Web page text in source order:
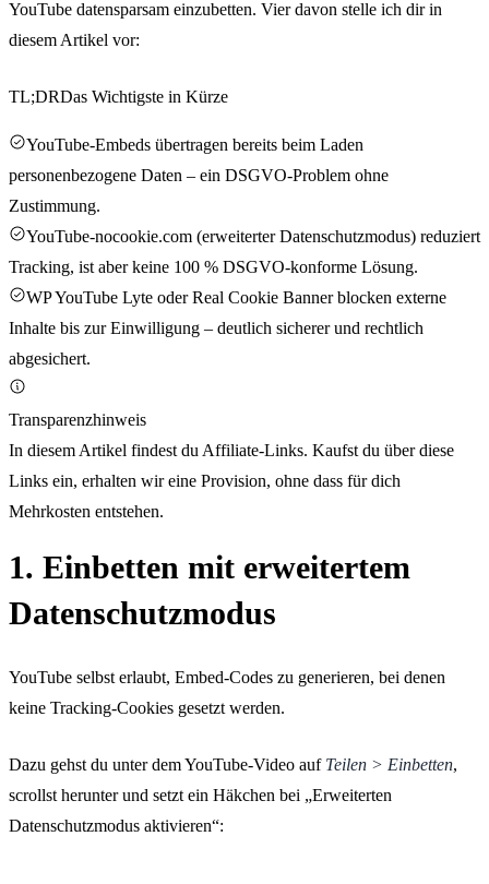
YouTube datensparsam einzubetten. Vier davon stelle ich dir in
diesem Artikel vor:
TL;DRDas Wichtigste in Kürze
YouTube-Embeds übertragen bereits beim Laden
personenbezogene Daten – ein DSGVO-Problem ohne
Zustimmung.
YouTube-nocookie.com (erweiterter Datenschutzmodus) reduziert
Tracking, ist aber keine 100 % DSGVO-konforme Lösung.
WP YouTube Lyte oder Real Cookie Banner blocken externe
Inhalte bis zur Einwilligung – deutlich sicherer und rechtlich
abgesichert.
Transparenzhinweis
In diesem Artikel findest du Affiliate-Links. Kaufst du über diese
Links ein, erhalten wir eine Provision, ohne dass für dich
Mehrkosten entstehen.
1. Einbetten mit erweitertem
Datenschutzmodus
YouTube selbst erlaubt, Embed-Codes zu generieren, bei denen
keine Tracking-Cookies gesetzt werden.
Dazu gehst du unter dem YouTube-Video auf Teilen > Einbetten,
scrollst herunter und setzt ein Häkchen bei „Erweiterten
Datenschutzmodus aktivieren“: